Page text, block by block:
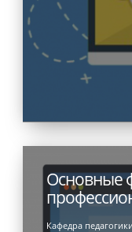
Основные
Кафедра